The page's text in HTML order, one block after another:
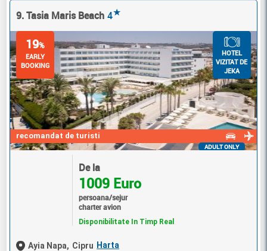
9. Tasia Maris Beach 4★
recomandat de turisti
19%
EARLY
BOOKING
HOTEL
VIZITAT DE
JEKA
ADULT ONLY
De la
1009 Euro
persoana/sejur
charter avion
Disponibilitate In Timp Real
Ayia Napa, Cipru Harta